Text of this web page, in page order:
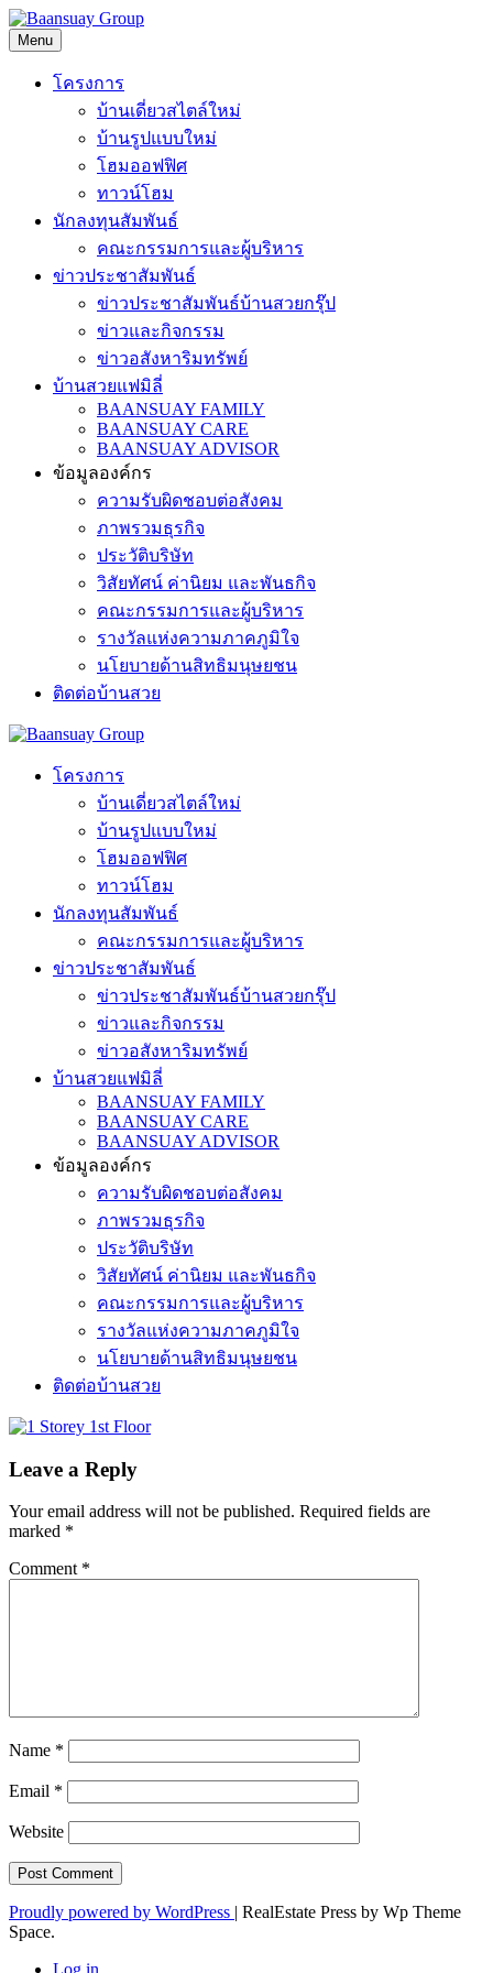
Skip
to
content
Menu
โครงการ
บ้านเดี่ยวสไตล์ใหม่
บ้านรูปแบบใหม่
โฮมออฟฟิศ
ทาวน์โฮม
นักลงทุนสัมพันธ์
คณะกรรมการและผู้บริหาร
ข่าวประชาสัมพันธ์
ข่าวประชาสัมพันธ์บ้านสวยกรุ๊ป
ข่าวและกิจกรรม
ข่าวอสังหาริมทรัพย์
บ้านสวยแฟมิลี่
BAANSUAY FAMILY
BAANSUAY CARE
BAANSUAY ADVISOR
ข้อมูลองค์กร
ความรับผิดชอบต่อสังคม
ภาพรวมธุรกิจ
ประวัติบริษัท
วิสัยทัศน์ ค่านิยม และพันธกิจ
คณะกรรมการและผู้บริหาร
รางวัลแห่งความภาคภูมิใจ
นโยบายด้านสิทธิมนุษยชน
ติดต่อบ้านสวย
โครงการ
บ้านเดี่ยวสไตล์ใหม่
บ้านรูปแบบใหม่
โฮมออฟฟิศ
ทาวน์โฮม
นักลงทุนสัมพันธ์
คณะกรรมการและผู้บริหาร
ข่าวประชาสัมพันธ์
ข่าวประชาสัมพันธ์บ้านสวยกรุ๊ป
ข่าวและกิจกรรม
ข่าวอสังหาริมทรัพย์
บ้านสวยแฟมิลี่
BAANSUAY FAMILY
BAANSUAY CARE
BAANSUAY ADVISOR
ข้อมูลองค์กร
ความรับผิดชอบต่อสังคม
ภาพรวมธุรกิจ
ประวัติบริษัท
วิสัยทัศน์ ค่านิยม และพันธกิจ
คณะกรรมการและผู้บริหาร
รางวัลแห่งความภาคภูมิใจ
นโยบายด้านสิทธิมนุษยชน
ติดต่อบ้านสวย
Leave a Reply
Your email address will not be published. Required fields are
marked *
Comment *
Name *
Email *
Website
Proudly powered by WordPress | RealEstate Press by Wp Theme
Space.